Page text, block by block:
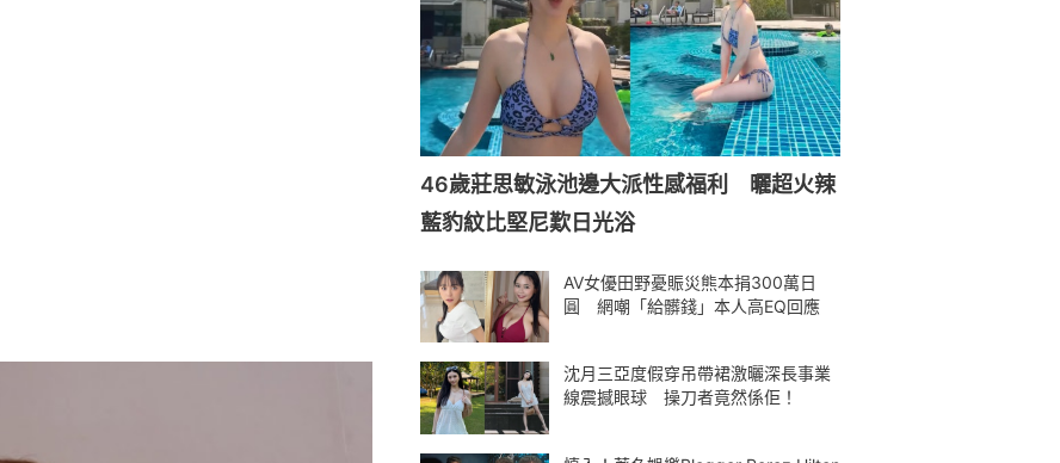
陳楨怡雨中街拍成最美風景線 穿
Low Cut抹胸裙露腰大曬事業線
陳熙蕊白色比堅尼池邊熱舞 甜美放
電盡騷緊實蟻腰殺傷力爆燈